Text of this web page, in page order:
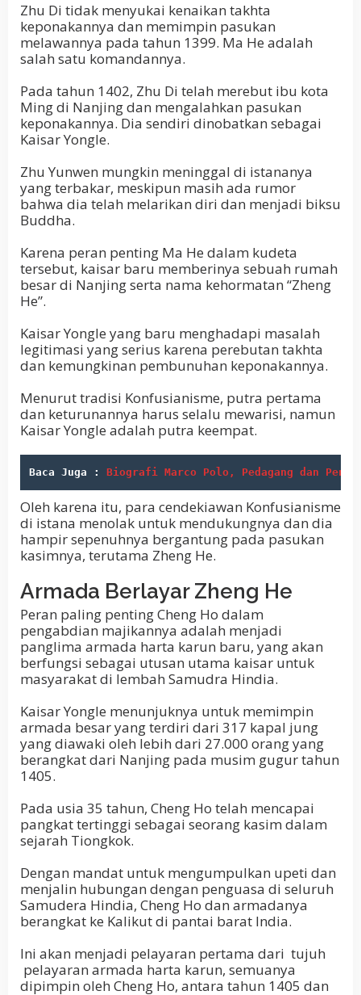
Zhu Di tidak menyukai kenaikan takhta
keponakannya dan memimpin pasukan
melawannya pada tahun 1399. Ma He adalah
salah satu komandannya.
Pada tahun 1402, Zhu Di telah merebut ibu kota
Ming di Nanjing dan mengalahkan pasukan
keponakannya. Dia sendiri dinobatkan sebagai
Kaisar Yongle.
Zhu Yunwen mungkin meninggal di istananya
yang terbakar, meskipun masih ada rumor
bahwa dia telah melarikan diri dan menjadi biksu
Buddha.
Karena peran penting Ma He dalam kudeta
tersebut, kaisar baru memberinya sebuah rumah
besar di Nanjing serta nama kehormatan “Zheng
He”.
Kaisar Yongle yang baru menghadapi masalah
legitimasi yang serius karena perebutan takhta
dan kemungkinan pembunuhan keponakannya.
Menurut tradisi Konfusianisme, putra pertama
dan keturunannya harus selalu mewarisi, namun
Kaisar Yongle adalah putra keempat.
Baca Juga : Biografi Marco Polo, Pedagang dan
Oleh karena itu, para cendekiawan Konfusianisme
di istana menolak untuk mendukungnya dan dia
hampir sepenuhnya bergantung pada pasukan
kasimnya, terutama Zheng He.
Armada Berlayar Zheng He
Peran paling penting Cheng Ho dalam
pengabdian majikannya adalah menjadi
panglima armada harta karun baru, yang akan
berfungsi sebagai utusan utama kaisar untuk
masyarakat di lembah Samudra Hindia.
Kaisar Yongle menunjuknya untuk memimpin
armada besar yang terdiri dari 317 kapal jung
yang diawaki oleh lebih dari 27.000 orang yang
berangkat dari Nanjing pada musim gugur tahun
1405.
Pada usia 35 tahun, Cheng Ho telah mencapai
pangkat tertinggi sebagai seorang kasim dalam
sejarah Tiongkok.
Dengan mandat untuk mengumpulkan upeti dan
menjalin hubungan dengan penguasa di seluruh
Samudera Hindia, Cheng Ho dan armadanya
berangkat ke Kalikut di pantai barat India.
Ini akan menjadi pelayaran pertama dari tujuh
pelayaran armada harta karun, semuanya
dipimpin oleh Cheng Ho, antara tahun 1405 dan